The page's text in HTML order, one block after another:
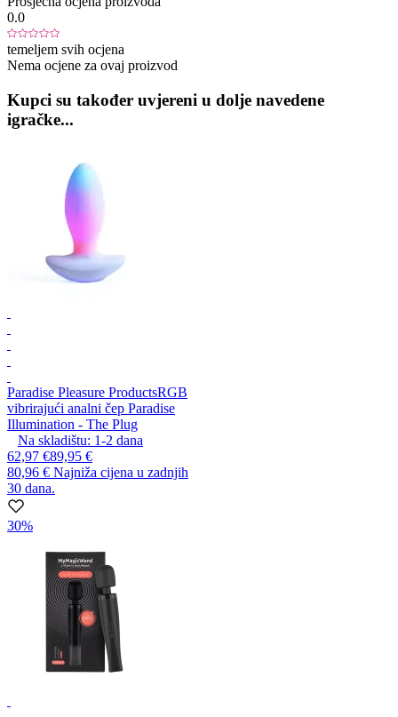
0.0
temeljem svih ocjena
Nema ocjene za ovaj proizvod
Kupci su također uvjereni u dolje navedene
igračke...
Paradise Pleasure ProductsRGB
vibrirajući analni čep Paradise
Illumination - The Plug
Na skladištu: 1-2 dana
62,97 €89,95 €
80,96 € Najniža cijena u zadnjih
30 dana.
30%